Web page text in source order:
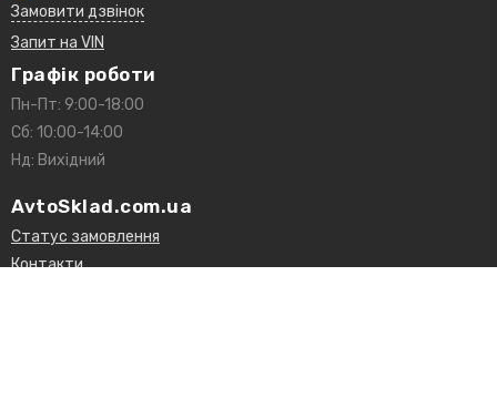
Замовити дзвінок
Запит на VIN
Графік роботи
Пн-Пт: 9:00-18:00
Сб: 10:00-14:00
Нд: Вихідний
AvtoSklad.com.ua
Статус замовлення
Контакти